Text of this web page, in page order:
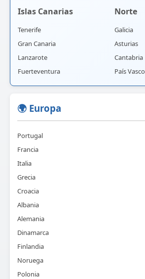
Islas Canarias
Tenerife
Gran Canaria
Lanzarote
Fuerteventura
Norte
Galicia
Asturias
Cantabria
País Vasco
🌍 Europa
Portugal
Francia
Italia
Grecia
Croacia
Albania
Alemania
Dinamarca
Finlandia
Noruega
Polonia